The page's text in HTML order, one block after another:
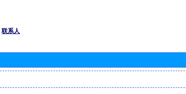
联系人